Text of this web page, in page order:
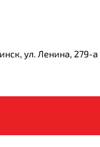
ул. Ленина, 279-а